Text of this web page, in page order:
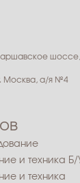
Москва, а/я №4
и техника Б/
и техника